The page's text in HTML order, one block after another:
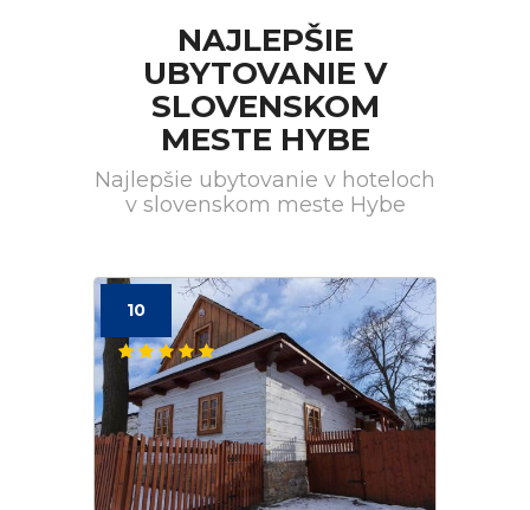
NAJLEPŠIE
UBYTOVANIE V
SLOVENSKOM
MESTE HYBE
Najlepšie ubytovanie v hoteloch
v slovenskom meste Hybe
10